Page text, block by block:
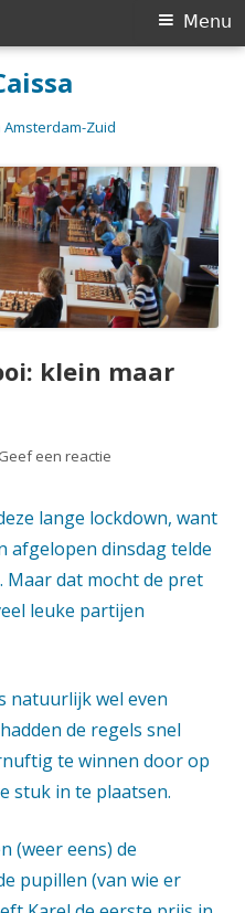
Zuid
Menu
klein maar
Geef een reactie
lange lockdown, want
afgelopen dinsdag telde
Maar dat mocht de pret
leuke partijen
natuurlijk wel even
de regels snel
te winnen door op
stuk in te plaatsen.
(weer eens) de
pupillen (van wie er